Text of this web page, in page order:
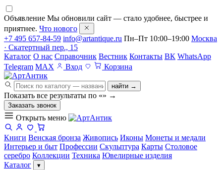
Объявление Мы обновили сайт — стало удобнее, быстрее и
приятнее. Что нового
+7 495 657-84-59 info@artantique.ru Пн–Пт 10:00–19:00 Москва
· Скатертный пер., 15
Каталог О нас Справочник Вестник Контакты ВК WhatsApp
Telegram MAX Вход Корзина
найти →
Показать все результаты по «» →
Заказать звонок
Открыть меню
Книги Венская бронза Живопись Иконы Монеты и медали
Интерьер и быт Профессии Скульптура Карты Столовое
серебро Коллекции Техника Ювелирные изделия
Каталог
▾